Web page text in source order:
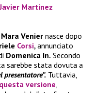
Martinez
Mara Venier nasce dopo
Corsi,annunciato
Domenica In. Secondo
sarebbe stata dovuta a
Tuttavia,
versione,